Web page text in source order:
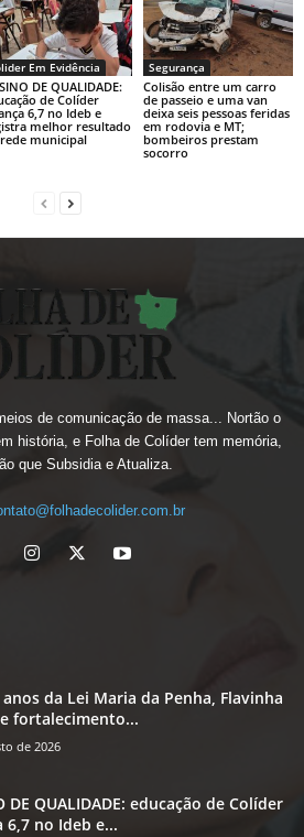
Em Evidência
DE QUALIDADE:
de Colíder
6,7 no Ideb e
melhor resultado
municipal
Segurança
Colisão entre um carro
de passeio e uma van
deixa seis pessoas feridas
em rodovia e MT;
bombeiros prestam
socorro
de comunicação de massa... Nortão o
história, e Folha de Colíder tem memória,
que Subsidia e Atualiza.
anos da Lei Maria da Penha, Flavinha
fortalecimento...
de 2026
DE QUALIDADE: educação de Colíder
6,7 no Ideb e...